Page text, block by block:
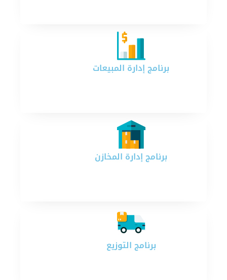
برنامج إدارة المبيعات​​​
برنامج إدارة المخازن
برنامج التوزيع